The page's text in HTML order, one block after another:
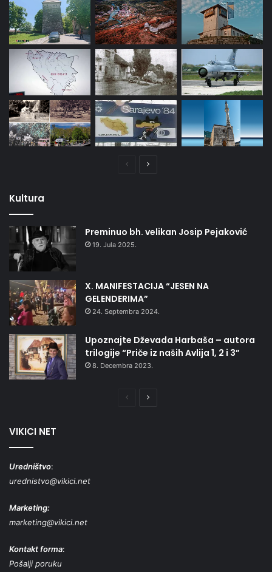
PrethodnaNaredna
Kultura
Preminuo bh. velikan Josip Pejaković
19. Jula 2025.
X. MANIFESTACIJA “JESEN NA
GELENDERIMA”
24. Septembra 2024.
Upoznajte Dževada Harbaša – autora
trilogije “Priče iz naših Avlija 1, 2 i 3”
8. Decembra 2023.
PrethodnaNaredna
VIKICI NET
Uredništvo:
urednistvo@vikici.net
Marketing:
marketing@vikici.net
Kontakt forma:
Pošalji poruku